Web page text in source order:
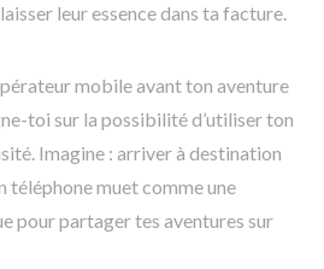
leur essence dans ta facture.
mobile avant ton aventure
toi sur la possibilité d’utiliser ton
Imagine : arriver à destination
téléphone muet comme une
pour partager tes aventures sur